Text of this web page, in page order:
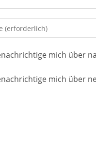
mich über
mich über